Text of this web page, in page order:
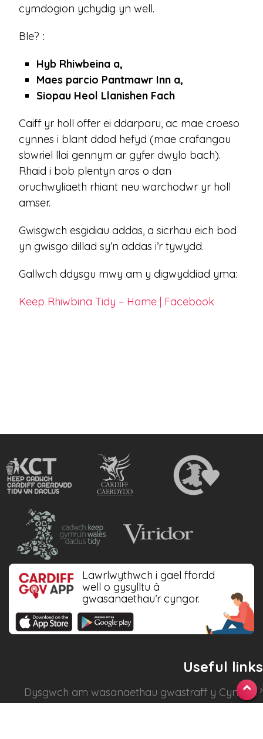
cymdogion ychydig yn well.
Ble? :
Hyb Rhiwbeina a,
Maes parcio Pantmawr Inn a,
Siopau Heol Llanishen Fach
Caiff yr holl offer ei ddarparu, ac mae croeso
cynnes i blant ddod hefyd (mae crafangau
sbwriel llai gennym ar gyfer dwylo bach).
Rhaid i bob plentyn aros o dan
oruchwyliaeth rhiant neu warchodwr yr holl
amser.
Gwisgwch esgidiau addas, a sicrhau eich bod
yn gwisgo dillad sy’n addas i’r tywydd.
Gallwch ddysgu mwy am y digwyddiad yma:
Keep Rhiwbina Tidy – Home | Facebook
Lawrlwythwch i gael ffordd
well o gysylltu â
gwasanaethau’r cyngor.
Useful links
Dysgwch am wasanaethau gwastraff y Cyngor .